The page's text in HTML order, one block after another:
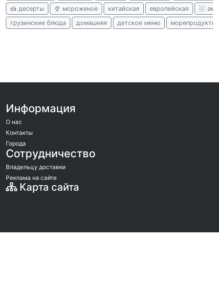
🍰 десерты
🍨 мороженое китайская европейская
🇺
грузинские блюда
домашняя детское меню морепродукты
Информация
О нас
Контакты
Города
Сотрудничество
Владельцу доставки
Реклама на сайте
Карта сайта